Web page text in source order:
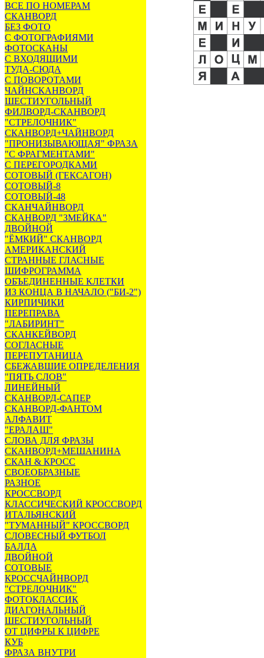
ВСЕ ПО НОМЕРАМ
СКАНВОРД
БЕЗ ФОТО
С ФОТОГРАФИЯМИ
ФОТОСКАНЫ
С ВХОДЯЩИМИ
ТУДА-СЮДА
С ПОВОРОТАМИ
ЧАЙНСКАНВОРД
ШЕСТИУГОЛЬНЫЙ
ФИЛВОРД-СКАНВОРД
"СТРЕЛОЧНИК"
СКАНВОРД+ЧАЙНВОРД
"ПРОНИЗЫВАЮЩАЯ" ФРАЗА
"С ФРАГМЕНТАМИ"
С ПЕРЕГОРОДКАМИ
СОТОВЫЙ (ГЕКСАГОН)
СОТОВЫЙ-8
СОТОВЫЙ-48
СКАНЧАЙНВОРД
СКАНВОРД "ЗМЕЙКА"
ДВОЙНОЙ
"ЁМКИЙ" СКАНВОРД
АМЕРИКАНСКИЙ
СТРАННЫЕ ГЛАСНЫЕ
ШИФРОГРАММА
ОБЪЕДИНЕННЫЕ КЛЕТКИ
ИЗ КОНЦА В НАЧАЛО ("БИ-2")
КИРПИЧИКИ
ПЕРЕПРАВА
"ЛАБИРИНТ"
СКАНКЕЙВОРД
СОГЛАСНЫЕ
ПЕРЕПУТАНИЦА
СБЕЖАВШИЕ ОПРЕДЕЛЕНИЯ
"ПЯТЬ СЛОВ"
ЛИНЕЙНЫЙ
СКАНВОРД-САПЕР
СКАНВОРД-ФАНТОМ
АЛФАВИТ
"ЕРАЛАШ"
СЛОВА ДЛЯ ФРАЗЫ
СКАНВОРД+МЕШАНИНА
СКАН & КРОСС
СВОЕОБРАЗНЫЕ
РАЗНОЕ
КРОССВОРД
КЛАССИЧЕСКИЙ КРОССВОРД
ИТАЛЬЯНСКИЙ
"ТУМАННЫЙ" КРОССВОРД
СЛОВЕСНЫЙ ФУТБОЛ
БАЛДА
ДВОЙНОЙ
СОТОВЫЕ
КРОССЧАЙНВОРД
"СТРЕЛОЧНИК"
ФОТОКЛАССИК
ДИАГОНАЛЬНЫЙ
ШЕСТИУГОЛЬНЫЙ
ОТ ЦИФРЫ К ЦИФРЕ
КУБ
ФРАЗА ВНУТРИ